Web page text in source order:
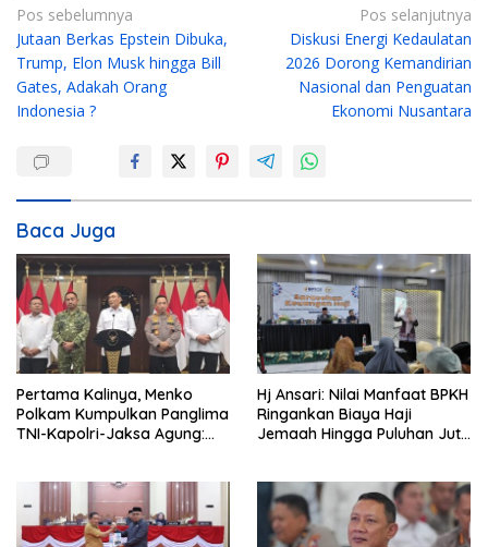
N
a
v
i
s
i
p
o
s
Pos sebelumnya
Jutaan Berkas Epstein Dibuka,
Trump, Elon Musk hingga Bill
Gates, Adakah Orang
Indonesia ?
Pos selanjutnya
Diskusi Energi Kedaulatan
2026 Dorong Kemandirian
Nasional dan Penguatan
Ekonomi Nusantara
Baca Juga
Pertama Kalinya, Menko
Polkam Kumpulkan Panglima
TNI-Kapolri-Jaksa Agung:
Hj Ansari: Nilai Manfaat BPKH
Ringankan Biaya Haji
Jemaah Hingga Puluhan Juta